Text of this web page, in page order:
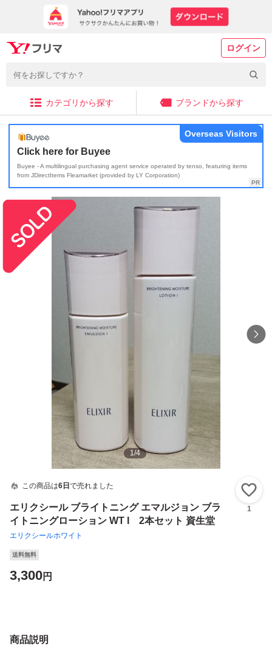
ログイン
カテゴリから探す ブランドから探す
Click here for Buyee
Buyee - A multilingual purchasing agent service operated by tenso, featuring items
from JDirectItems Fleamarket (provided by LY Corporation)
Overseas Visitors
1/4
この商品は6日 で売れました
エリクシール ブライトニング エマルジョン ブラ
イトニングローション WT I 2本セット 資生堂
エリクシールホワイト
1
送料無料
3,300円
商品説明